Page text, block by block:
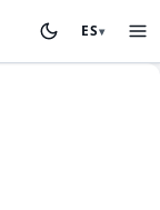
ES▾